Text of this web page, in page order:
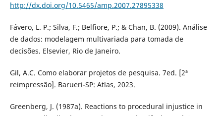
http://dx.doi.org/10.5465/amp.2007.27895338
Fávero, L. P.; Silva, F.; Belfiore, P.; & Chan, B. (2009). Análise
de dados: modelagem multivariada para tomada de
decisões. Elsevier, Rio de Janeiro.
Gil, A.C. Como elaborar projetos de pesquisa. 7ed. [2ª
reimpressão]. Barueri-SP: Atlas, 2023.
Greenberg, J. (1987a). Reactions to procedural injustice in